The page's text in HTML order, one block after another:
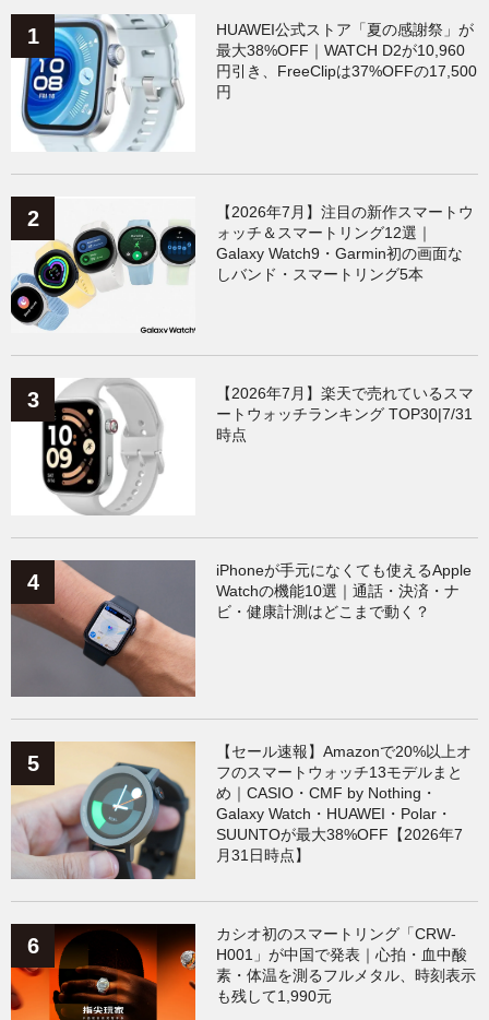
HUAWEI公式ストア「夏の感謝祭」が
最大38%OFF｜WATCH D2が10,960
円引き、FreeClipは37%OFFの17,500
円
【2026年7月】注目の新作スマートウ
ォッチ＆スマートリング12選｜
Galaxy Watch9・Garmin初の画面な
しバンド・スマートリング5本
【2026年7月】楽天で売れているスマ
ートウォッチランキング TOP30|7/31
時点
iPhoneが手元になくても使えるApple
Watchの機能10選｜通話・決済・ナ
ビ・健康計測はどこまで動く？
【セール速報】Amazonで20%以上オ
フのスマートウォッチ13モデルまと
め｜CASIO・CMF by Nothing・
Galaxy Watch・HUAWEI・Polar・
SUUNTOが最大38%OFF【2026年7
月31日時点】
カシオ初のスマートリング「CRW-
H001」が中国で発表｜心拍・血中酸
素・体温を測るフルメタル、時刻表示
も残して1,990元